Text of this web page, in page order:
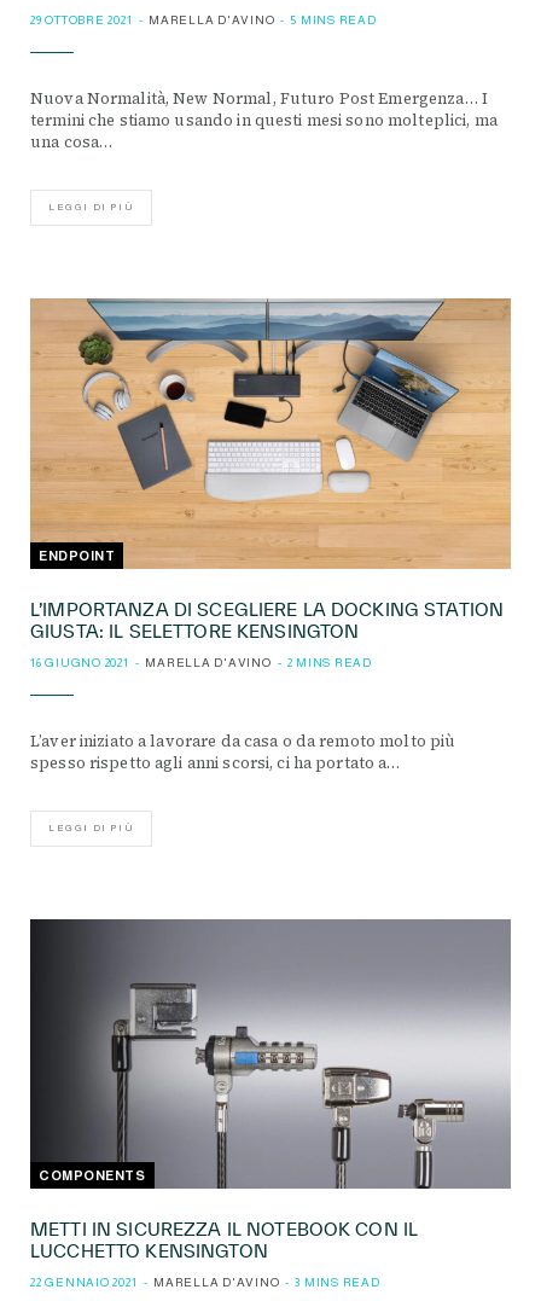
29 OTTOBRE 2021 MARELLA D'AVINO 5 MINS READ
Nuova Normalità, New Normal, Futuro Post Emergenza… I
termini che stiamo usando in questi mesi sono molteplici, ma
una cosa…
LEGGI DI PIÙ
ENDPOINT
L’IMPORTANZA DI SCEGLIERE LA DOCKING STATION
GIUSTA: IL SELETTORE KENSINGTON
16 GIUGNO 2021 MARELLA D'AVINO 2 MINS READ
L’aver iniziato a lavorare da casa o da remoto molto più
spesso rispetto agli anni scorsi, ci ha portato a…
LEGGI DI PIÙ
COMPONENTS
METTI IN SICUREZZA IL NOTEBOOK CON IL
LUCCHETTO KENSINGTON
22 GENNAIO 2021 MARELLA D'AVINO 3 MINS READ